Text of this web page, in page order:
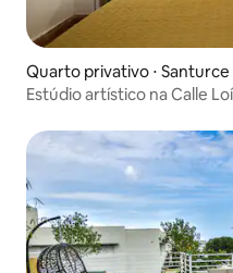
Quarto privativo ⋅ Santurce
Estúdio artístico na Calle